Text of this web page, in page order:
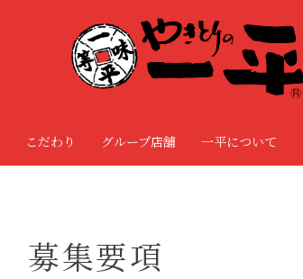
こだわり グループ店舗 一平について
募集要項